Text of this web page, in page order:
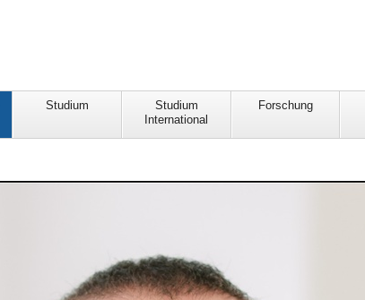
Studium
Studium
International
Forschung